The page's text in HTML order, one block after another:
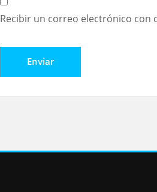
Recibir un correo electrónico con